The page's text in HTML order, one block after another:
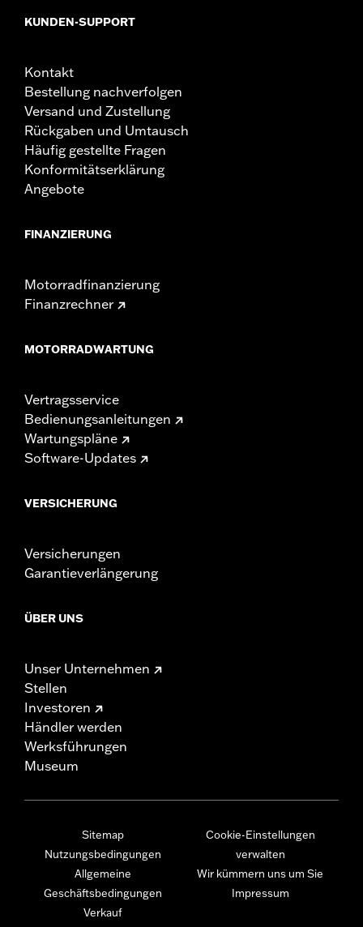
KUNDEN-SUPPORT
Kontakt
Bestellung nachverfolgen
Versand und Zustellung
Rückgaben und Umtausch
Häufig gestellte Fragen
Konformitätserklärung
Angebote
FINANZIERUNG
Motorradfinanzierung
Finanzrechner
MOTORRADWARTUNG
Vertragsservice
Bedienungsanleitungen
Wartungspläne
Software-Updates
VERSICHERUNG
Versicherungen
Garantieverlängerung
ÜBER UNS
Unser Unternehmen
Stellen
Investoren
Händler werden
Werksführungen
Museum
Sitemap
Nutzungsbedingungen
Allgemeine
Geschäftsbedingungen
Verkauf
Cookie-Einstellungen
verwalten
Wir kümmern uns um Sie
Impressum